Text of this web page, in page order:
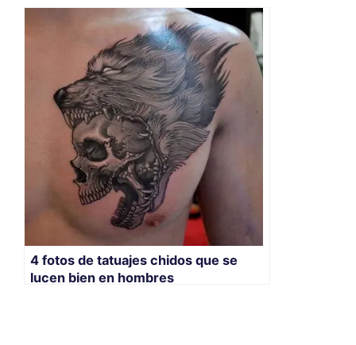
4 fotos de tatuajes chidos que se
lucen bien en hombres